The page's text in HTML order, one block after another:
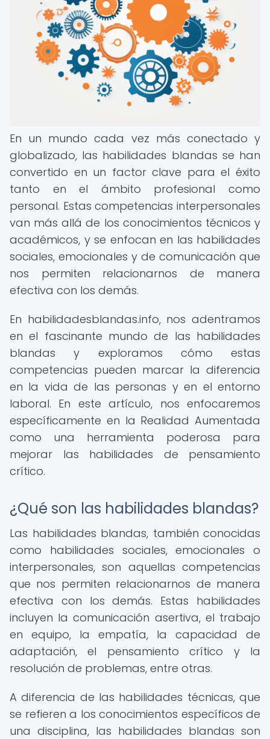
En un mundo cada vez más conectado y
globalizado, las habilidades blandas se han
convertido en un factor clave para el éxito
tanto en el ámbito profesional como
personal. Estas competencias interpersonales
van más allá de los conocimientos técnicos y
académicos, y se enfocan en las habilidades
sociales, emocionales y de comunicación que
nos permiten relacionarnos de manera
efectiva con los demás.
En habilidadesblandas.info, nos adentramos
en el fascinante mundo de las habilidades
blandas y exploramos cómo estas
competencias pueden marcar la diferencia
en la vida de las personas y en el entorno
laboral. En este artículo, nos enfocaremos
específicamente en la Realidad Aumentada
como una herramienta poderosa para
mejorar las habilidades de pensamiento
crítico.
¿Qué son las habilidades blandas?
Las habilidades blandas, también conocidas
como habilidades sociales, emocionales o
interpersonales, son aquellas competencias
que nos permiten relacionarnos de manera
efectiva con los demás. Estas habilidades
incluyen la comunicación asertiva, el trabajo
en equipo, la empatía, la capacidad de
adaptación, el pensamiento crítico y la
resolución de problemas, entre otras.
A diferencia de las habilidades técnicas, que
se refieren a los conocimientos específicos de
una disciplina, las habilidades blandas son